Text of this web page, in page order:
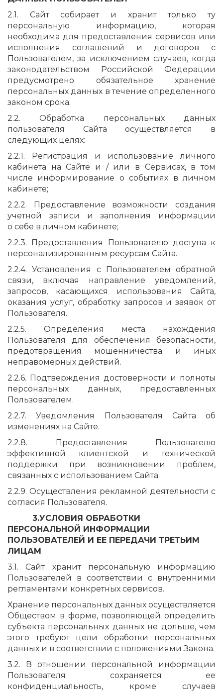
2.1. Сайт собирает и хранит только ту
персональную информацию, которая
необходима для предоставления сервисов или
исполнения соглашений и договоров с
Пользователем, за исключением случаев, когда
законодательством Российской Федерации
предусмотрено обязательное хранение
персональных данных в течение определенного
законом срока.
2.2. Обработка персональных данных
пользователя Сайта осуществляется в
следующих целях:
2.2.1. Регистрация и использование личного
кабинета на Сайте и / или в Сервисах, в том
числе информирование о событиях в личном
кабинете;
2.2.2. Предоставление возможности создания
учетной записи и заполнения информации
о себе в личном кабинете;
2.2.3. Предоставления Пользователю доступа к
персонализированным ресурсам Сайта.
2.2.4. Установления с Пользователем обратной
связи, включая направление уведомлений,
запросов, касающихся использования Сайта,
оказания услуг, обработку запросов и заявок от
Пользователя.
2.2.5. Определения места нахождения
Пользователя для обеспечения безопасности,
предотвращения мошенничества и иных
неправомерных действий.
2.2.6. Подтверждения достоверности и полноты
персональных данных, предоставленных
Пользователем.
2.2.7. Уведомления Пользователя Сайта об
изменениях на Сайте.
2.2.8. Предоставления Пользователю
эффективной клиентской и технической
поддержки при возникновении проблем,
связанных с использованием Сайта.
2.2.9. Осуществления рекламной деятельности с
согласия Пользователя.
3.УСЛОВИЯ ОБРАБОТКИ
ПЕРСОНАЛЬНОЙ ИНФОРМАЦИИ
ПОЛЬЗОВАТЕЛЕЙ И ЕЕ ПЕРЕДАЧИ ТРЕТЬИМ
ЛИЦАМ
3.1. Сайт хранит персональную информацию
Пользователей в соответствии с внутренними
регламентами конкретных сервисов.
Хранение персональных данных осуществляется
Обществом в форме, позволяющей определить
субъекта персональных данных не дольше, чем
этого требуют цели обработки персональных
данных и в соответствии с положениями Закона.
3.2. В отношении персональной информации
Пользователя сохраняется ее
конфиденциальность, кроме случаев